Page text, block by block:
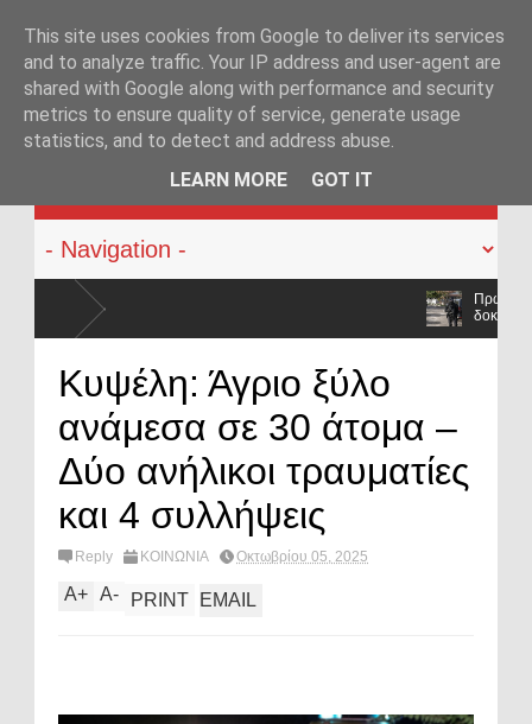
KATEHACKER
Πρώην συνδικαλιστικό στέλεχος της
κόσμου;
«Η Ελλάδα δεν είναι μόνο η Αθήνα»:
περιφέρεια»
Κυψέλη: Άγριο ξύλο
ανάμεσα σε 30 άτομα –
Δύο ανήλικοι τραυματίες
και 4 συλλήψεις
Reply ΚΟΙΝΩΝΙΑ Οκτωβρίου 05, 2025
A+ A- PRINT EMAIL
This site uses cookies from Google to deliver its services
and to analyze traffic. Your IP address and user-agent are
shared with Google along with performance and security
metrics to ensure quality of service, generate usage
statistics, and to detect and address abuse.
LEARN MORE
GOT IT